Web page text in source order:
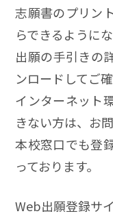
志願書のプリン
らできるようにな
出願の手引きの
ンロードしてご
インターネット
きない方は、お
本校窓口でも登
っております。
Web出願登録